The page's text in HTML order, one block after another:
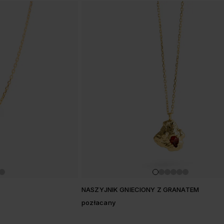
NASZYJNIK GNIECIONY Z GRANATEM
pozłacany